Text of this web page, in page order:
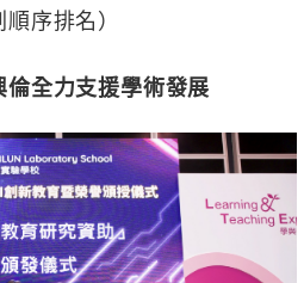
序排名）
全力支援學術發展